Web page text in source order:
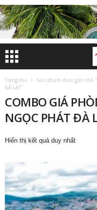
Trang chủ
Sản phẩm được gắn thẻ
ĐÀ LẠT”
COMBO GIÁ
NGỌC PHÁT ĐÀ
Hiển thị kết quả duy nhất